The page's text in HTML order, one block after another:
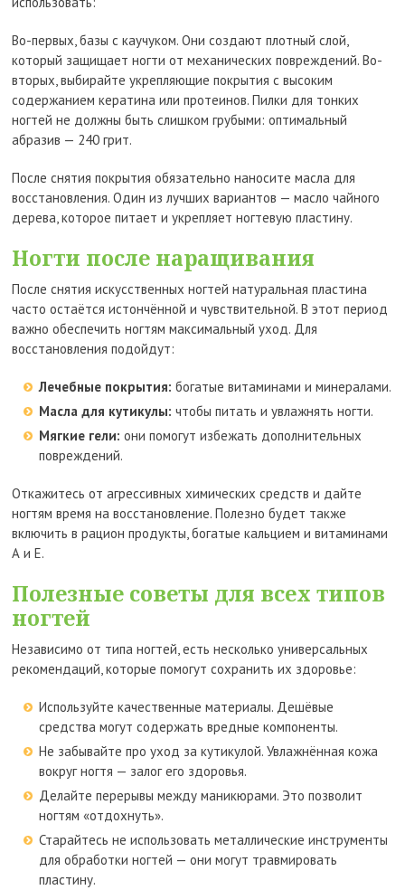
Во-первых, базы с каучуком. Они создают плотный слой,
который защищает ногти от механических повреждений. Во-
вторых, выбирайте укрепляющие покрытия с высоким
содержанием кератина или протеинов. Пилки для тонких
ногтей не должны быть слишком грубыми: оптимальный
абразив — 240 грит.
После снятия покрытия обязательно наносите масла для
восстановления. Один из лучших вариантов — масло чайного
дерева, которое питает и укрепляет ногтевую пластину.
Ногти после наращивания
После снятия искусственных ногтей натуральная пластина
часто остаётся истончённой и чувствительной. В этот период
важно обеспечить ногтям максимальный уход. Для
восстановления подойдут:
Лечебные покрытия: богатые витаминами и минералами.
Масла для кутикулы: чтобы питать и увлажнять ногти.
Мягкие гели: они помогут избежать дополнительных
повреждений.
Откажитесь от агрессивных химических средств и дайте
ногтям время на восстановление. Полезно будет также
включить в рацион продукты, богатые кальцием и витаминами
А и Е.
Полезные советы для всех типов
ногтей
Независимо от типа ногтей, есть несколько универсальных
рекомендаций, которые помогут сохранить их здоровье:
Используйте качественные материалы. Дешёвые
средства могут содержать вредные компоненты.
Не забывайте про уход за кутикулой. Увлажнённая кожа
вокруг ногтя — залог его здоровья.
Делайте перерывы между маникюрами. Это позволит
ногтям «отдохнуть».
Старайтесь не использовать металлические инструменты
для обработки ногтей — они могут травмировать
пластину.